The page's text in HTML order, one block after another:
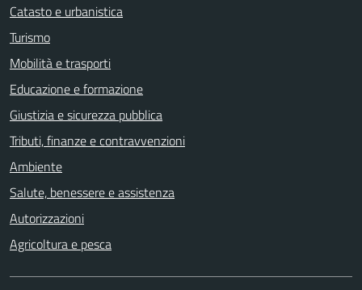
Catasto e urbanistica
Turismo
Mobilità e trasporti
Educazione e formazione
Giustizia e sicurezza pubblica
Tributi, finanze e contravvenzioni
Ambiente
Salute, benessere e assistenza
Autorizzazioni
Agricoltura e pesca